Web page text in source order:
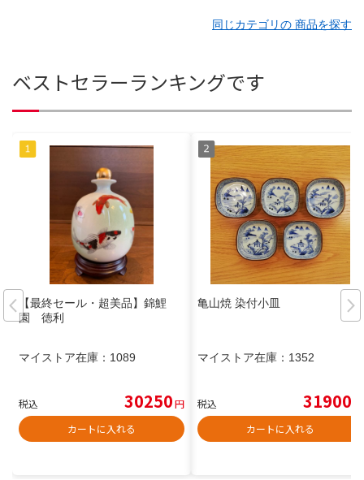
同じカテゴリの 商品を探す
ベストセラーランキングです
【最終セール・超美品】錦鯉
園 徳利
マイストア在庫： 1089
税込 30250円
カートに入れる
亀山焼 染付小皿
マイストア在庫： 1352
税込 31900
カートに入れる